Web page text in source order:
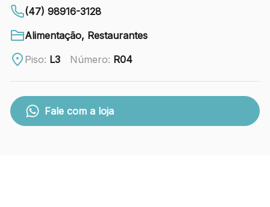
Ver local
Chamar Uber
(47) 3348-4609
(47) 98916-3128
Alimentação, Restaurantes
Piso: L3 Número: R04
Fale com a loja